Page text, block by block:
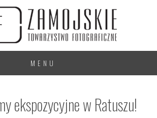
MENU
ekspozycyjne w Ratuszu!